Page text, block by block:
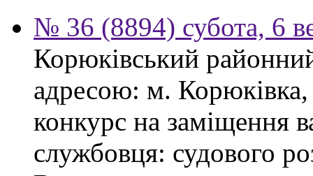
№ 36 (8894) субота, 6
Корюківський
адресою: м.
конкурс на заміщення
службовця: судового